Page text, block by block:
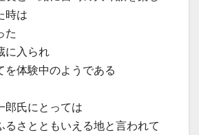
時は
た
に入られ
を体験中のようである
郎氏にとっては
るさとともいえる地と言われて